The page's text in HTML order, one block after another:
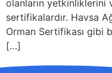
olanların yetkinliklerini
sertifikalardır. Havsa
Orman Sertifikası gibi
[…]